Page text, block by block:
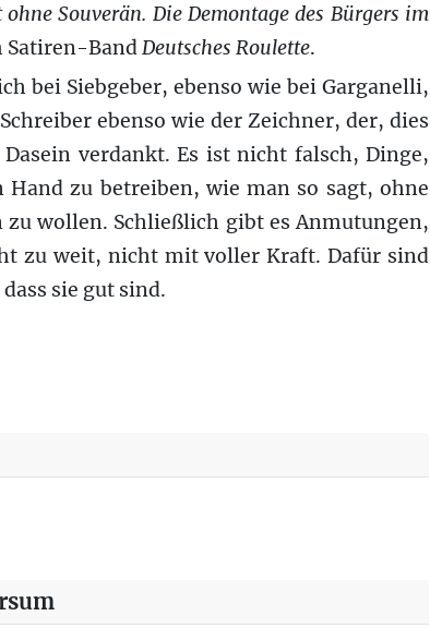
ohne Souverän. Die Demontage des Bürgers im
Satiren-BandDeutsches Roulette.
bei Siebgeber, ebenso wie bei Garganelli,
ebenso wie der Zeichner, der, dies
verdankt. Es ist nicht falsch, Dinge,
zu betreiben, wie man so sagt, ohne
wollen. Schließlich gibt es Anmutungen,
zu weit, nicht mit voller Kraft. Dafür sind
sie gut sind.